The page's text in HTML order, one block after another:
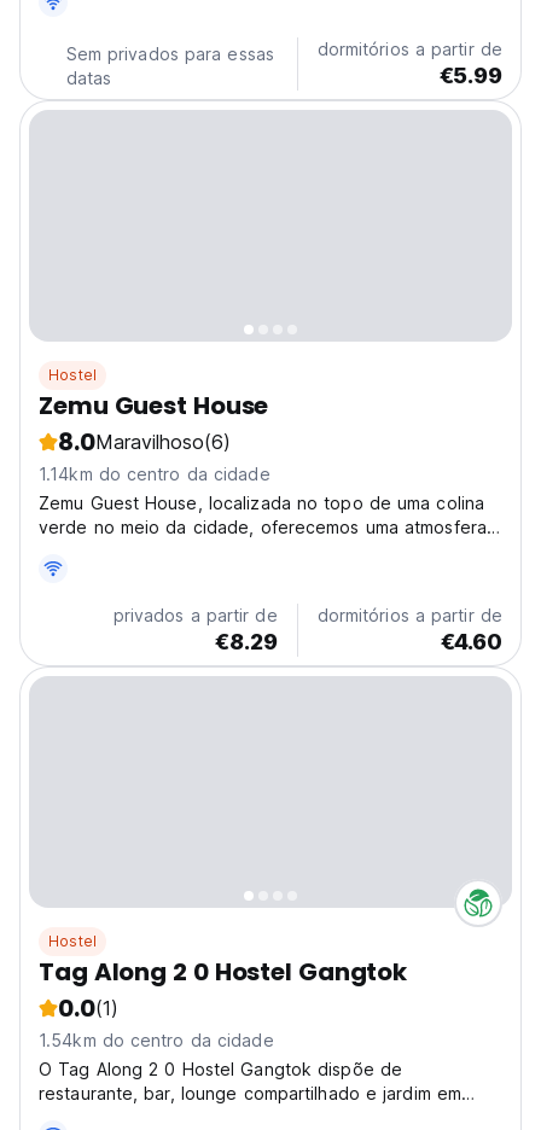
histórias de aventura. (Auto-translated from original
Sem privados para essas
datas
dormitórios a partir de
€5.99
Hostel
Zemu Guest House
8.0Maravilhoso(6)
1.14km do centro da cidade
Zemu Guest House, localizada no topo de uma colina
verde no meio da cidade, oferecemos uma atmosfera
centro
privados a partir de
€8.29
dormitórios a partir de
€4.60
Hostel
Tag Along 2 0 Hostel Gangtok
0.0(1)
1.54km do centro da cidade
O Tag Along 2 0 Hostel Gangtok dispõe de
restaurante, bar, lounge compartilhado e jardim em